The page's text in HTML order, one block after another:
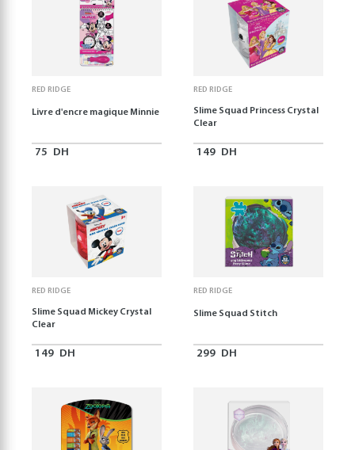
RED RIDGE
Livre d'encre magique Minnie
75 DH
RED RIDGE
Slime Squad Princess Crystal
Clear
149 DH
RED RIDGE
Slime Squad Mickey Crystal
Clear
149 DH
RED RIDGE
Slime Squad Stitch
299 DH